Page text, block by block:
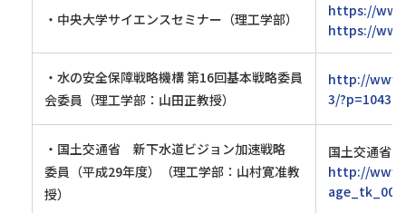
・中央大学サイエンスセミナー（理工学部）
https://
https://
・水の安全保障戦略機構 第16回基本戦略委員
会委員（理工学部：山田正教授）
http://
3/?p=10431
・国土交通省 新下水道ビジョン加速戦略
委員（平成29年度）（理工学部：山村寛准教
授）
国土交通省
http://